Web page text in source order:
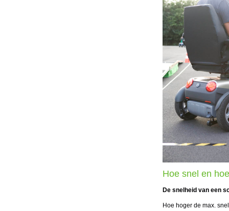
Hoe snel en
De snelheid van een
Hoe hoger de max.